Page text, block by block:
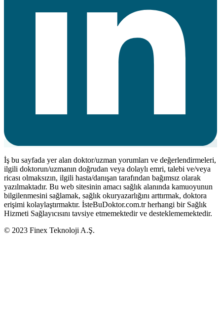
İş bu sayfada yer alan doktor/uzman yorumları ve değerlendirmeleri,
ilgili doktorun/uzmanın doğrudan veya dolaylı emri, talebi ve/veya
ricası olmaksızın, ilgili hasta/danışan tarafından bağımsız olarak
yazılmaktadır. Bu web sitesinin amacı sağlık alanında kamuoyunun
bilgilenmesini sağlamak, sağlık okuryazarlığını arttırmak, doktora
erişimi kolaylaştırmaktır. İsteBuDoktor.com.tr herhangi bir Sağlık
Hizmeti Sağlayıcısını tavsiye etmemektedir ve desteklememektedir.
© 2023 Finex Teknoloji A.Ş.